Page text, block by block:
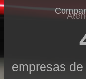
empresas